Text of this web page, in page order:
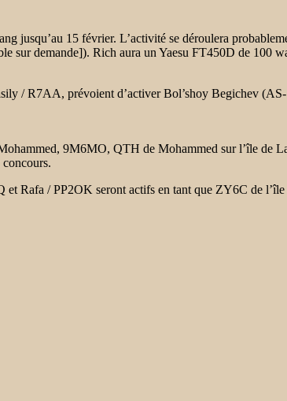
jusqu’au 15 février. L’activité se déroulera
sur demande]). Rich aura un Yaesu FT450D de 100
/ R7AA, prévoient d’activer Bol’shoy Begichev
9M6MO, QTH de Mohammed sur l’île de
et Rafa / PP2OK seront actifs en tant que ZY6C de